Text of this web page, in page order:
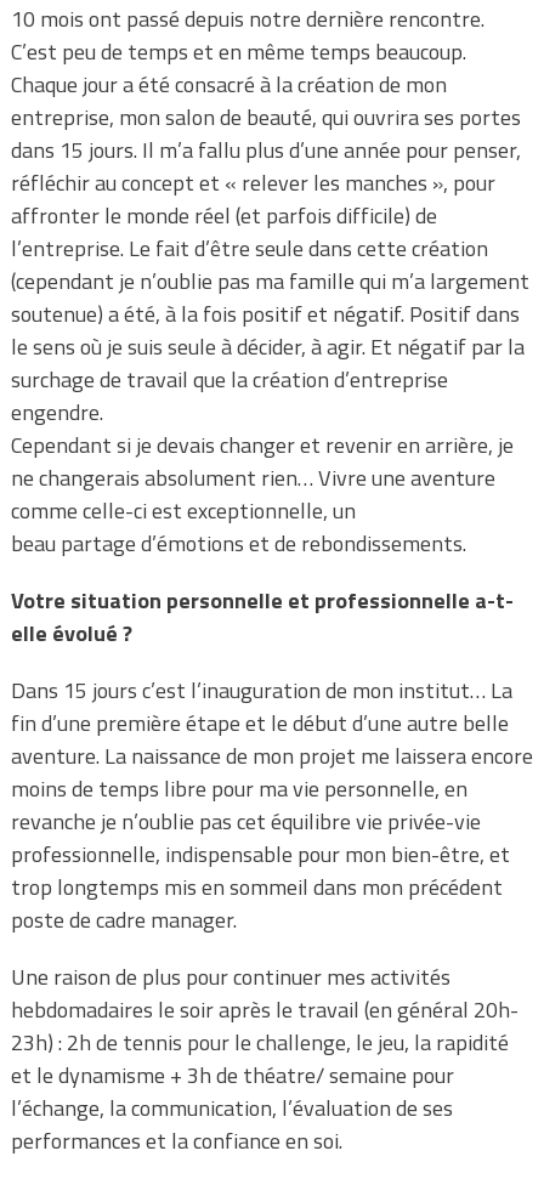
10 mois ont passé depuis notre dernière rencontre.
C’est peu de temps et en même temps beaucoup.
Chaque jour a été consacré à la création de mon
entreprise, mon salon de beauté, qui ouvrira ses portes
dans 15 jours. Il m’a fallu plus d’une année pour penser,
réfléchir au concept et « relever les manches », pour
affronter le monde réel (et parfois difficile) de
l’entreprise. Le fait d’être seule dans cette création
(cependant je n’oublie pas ma famille qui m’a largement
soutenue) a été, à la fois positif et négatif. Positif dans
le sens où je suis seule à décider, à agir. Et négatif par la
surchage de travail que la création d’entreprise
engendre.
Cependant si je devais changer et revenir en arrière, je
ne changerais absolument rien… Vivre une aventure
comme celle-ci est exceptionnelle, un
beau partage d’émotions et de rebondissements.
Votre situation personnelle et professionnelle a-t-
elle évolué ?
Dans 15 jours c’est l’inauguration de mon institut… La
fin d’une première étape et le début d’une autre belle
aventure. La naissance de mon projet me laissera encore
moins de temps libre pour ma vie personnelle, en
revanche je n’oublie pas cet équilibre vie privée-vie
professionnelle, indispensable pour mon bien-être, et
trop longtemps mis en sommeil dans mon précédent
poste de cadre manager.
Une raison de plus pour continuer mes activités
hebdomadaires le soir après le travail (en général 20h-
23h) : 2h de tennis pour le challenge, le jeu, la rapidité
et le dynamisme + 3h de théatre/ semaine pour
l’échange, la communication, l’évaluation de ses
performances et la confiance en soi.